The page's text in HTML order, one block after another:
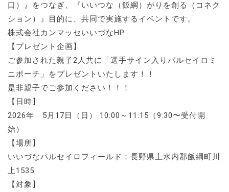
口）』をつなぎ、『いいつな（飯綱）がりを創る（コネク
ション）』目的に、共同で実施するイベントです。
株式会社カンマッセいいづなHP
【プレゼント企画】
ご参加された親子2人共に「選手サイン入りパルセイロミ
ニポーチ」をプレゼントいたします！！
是非親子でご参加ください！！！
【日時】
2026年 5月17日（日） 10:00～11:15（9:30〜受付開
始）
【場所】
いいづなパルセイロフィールド：長野県上水内郡飯綱町川
上1535
【対象】